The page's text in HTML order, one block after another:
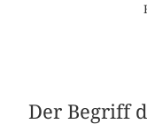
Der Begriff